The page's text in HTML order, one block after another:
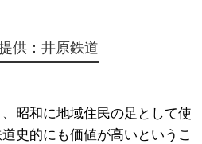
供：井原鉄道
昭和に地域住民の足として使
史的にも価値が高いというこ